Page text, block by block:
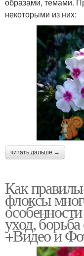
образами, темами.
некоторыми из них:
читать дальше →
Как
флоксы
уход,
+Видео и